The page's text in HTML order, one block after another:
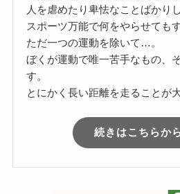
人を虐めたり卑怯なことばかり
スポーツ万能で何をやらせても
ただ一つの運動を除いて…。
ぼくが運動で唯一苦手なもの、
す。
とにかく長い距離を走ることが
続きはこちらか